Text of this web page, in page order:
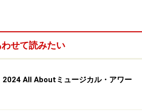
劇場」 「小劇場 楽園」
修した
」 「アレイホール」
わせて読みたい
2024 All Aboutミュージカル・アワー